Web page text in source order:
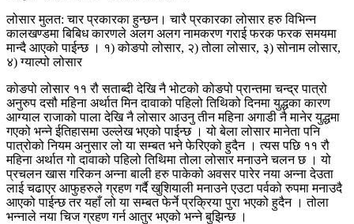
लोसार मुलत: चार प्रकारका हुन्छन। चारै प्रकारका लोसार हरु विभिन्न
कालखण्डमा बिबिध कारणले अलग अलग नामकरण गराई फरक फरक समयमा
मान्दै आएको पाईन्छ । १) कोङपो लोसार, २) तोला लोसार, ३) सोनाम लोसार,
४) ग्याल्पो लोसार
कोङपो लोसार ११ रौ सताब्दी देखि नै भोटको कोङपो प्रान्तमा चन्द्र पात्रो
अनुरुप दसौ महिना अर्थात मिन दावाको पहिलो तिथिको दिनमा युद्धका कारण
आग्याल राजाको पाला देखि नै लोसार आउनु तीन महिना अगाडी नै मानेर युद्धमा
गएको भन्ने ईतिहासमा उल्लेख भएको पाईन्छ । यो बेला लोसार मानेता पनि
पात्रोको नियम अनुसार लो या सम्बत भने फेरिएको हुदैन । त्यस पछि ११ रौ
महिना अर्थात गो दावाको पहिलो तिथिमा तोला लोसार मनाउने चलन छ । यो
प्रचलन खास गरिकन अन्ना बाली हरु पाकेको अवसर पारेर नया अन्ना देउता
लाई चढाएर आफुहरुले ग्रहण गर्दै खुशियाली मनाउने एउटा पर्वको रुपमा मनाउदै
आएको पाईन्छ तर यहाँ लो या सम्बत फेर्ने प्रक्रिया पुरा भएको हुदैन । तोला
भन्नाले नया चिज ग्रहण गर्न आतुर भएको भन्ने बुझिन्छ ।